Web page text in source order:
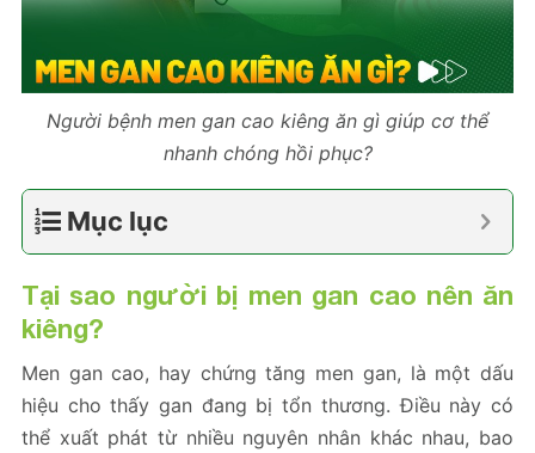
Người bệnh men gan cao kiêng ăn gì giúp cơ thể
nhanh chóng hồi phục?
Mục lục
Tại sao người bị men gan cao nên ăn
kiêng?
Men gan cao, hay chứng tăng men gan, là một dấu
hiệu cho thấy gan đang bị tổn thương. Điều này có
thể xuất phát từ nhiều nguyên nhân khác nhau, bao